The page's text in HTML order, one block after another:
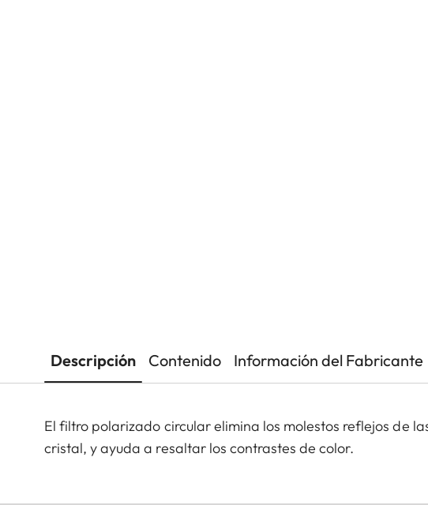
Descripción Contenido Información del Fabricante
El filtro polarizado circular elimina los molestos reflejos de
cristal, y ayuda a resaltar los contrastes de color.